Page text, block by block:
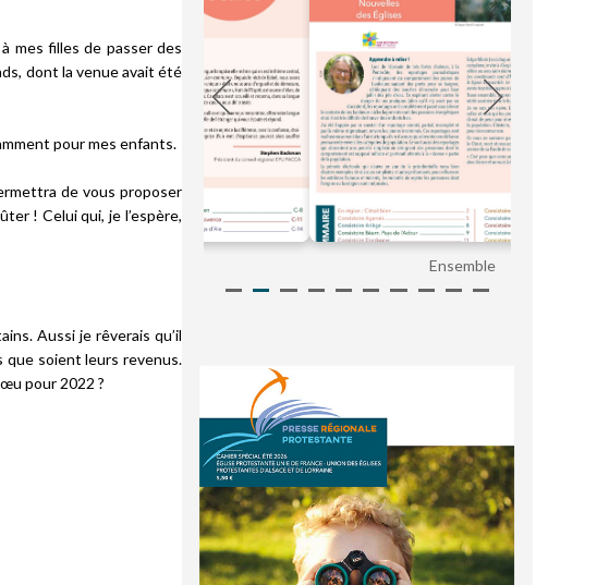
mes filles de passer des
dont la venue avait été
pour mes enfants.
de vous proposer
! Celui qui, je l’espère,
Aussi je rêverais qu’il
que soient leurs revenus.
pour 2022 ?